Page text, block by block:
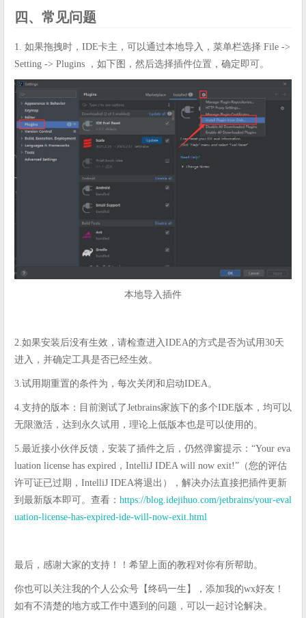
四、常见问题
1. 如果拖拽时，IDE卡主，可以通过本地导入，菜单栏选择 File ->
Setting -> Plugins ，如下图，然后选择插件位置，确定即可。
本地导入插件
2.如果安装后没有生效，请检查进入IDEA的方式是否为试用30天
进入，并确定工具是否已经生效。
3.试用期重置的条件为，每次关闭和启动IDEA。
4.支持的版本：目前测试了Jetbrains家族下的多个IDE版本，均可以
无限激活，达到永久试用，理论上低版本也是可以使用的。
5.最近接小伙伴反馈，安装了插件之后，仍然弹窗提示：“Your eva
luation license has expired，IntelliJ IDEA will now exit!”（您的评估
许可证已过期，IntelliJ IDEA将退出），解决办法直接把插件更新
到最新版本即可。查看： https://blog.idejihuo.com/jetbrains/your-eval
uation-license-has-expired-ide-will-now-exit.html
最后，感谢大家的支持！！希望上面的教程对你有所帮助。
你也可以关注我的个人公众号【终码一生】，添加我的wx好友！
如有不清楚的地方或工作中遇到的问题，可以一起讨论解决。